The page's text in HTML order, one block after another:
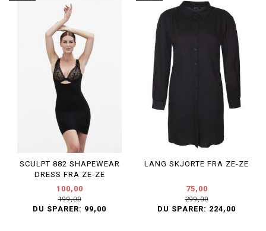
SCULPT 882 SHAPEWEAR
DRESS FRA ZE-ZE
100,00
199,00
DU SPARER: 99,00
LANG SKJORTE FRA ZE-ZE
75,00
299,00
DU SPARER: 224,00